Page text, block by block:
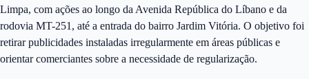
Limpa, com ações ao longo da Avenida República do Líbano e da
rodovia MT-251, até a entrada do bairro Jardim Vitória. O objetivo foi
retirar publicidades instaladas irregularmente em áreas públicas e
orientar comerciantes sobre a necessidade de regularização.